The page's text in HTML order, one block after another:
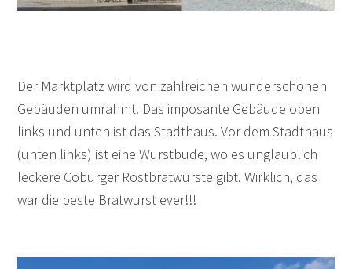
Der Marktplatz wird von zahlreichen wunderschönen
Gebäuden umrahmt. Das imposante Gebäude oben
links und unten ist das Stadthaus. Vor dem Stadthaus
(unten links) ist eine Wurstbude, wo es unglaublich
leckere Coburger Rostbratwürste gibt. Wirklich, das
war die beste Bratwurst ever!!!